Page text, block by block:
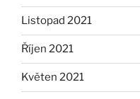
Listopad 2021
Říjen 2021
Květen 2021